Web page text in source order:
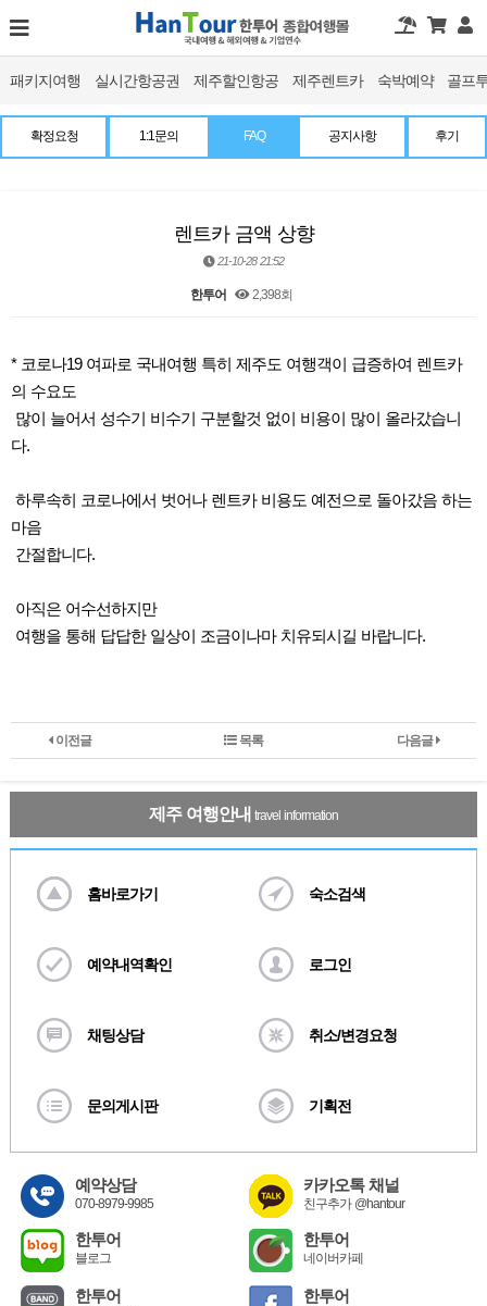
패키지여행 실시간항공권 제주할인항공 제주렌트카 숙박예약 골프
확정요청 1:1문의 FAQ 공지사항 후기
렌트카 금액 상향
21-10-28 21:52
한투어 2,398회
* 코로나19 여파로 국내여행 특히 제주도 여행객이 급증하여 렌트카
의 수요도
많이 늘어서 성수기 비수기 구분할것 없이 비용이 많이 올라갔습니
다.
하루속히 코로나에서 벗어나 렌트카 비용도 예전으로 돌아갔음 하는
마음
간절합니다.
아직은 어수선하지만
여행을 통해 답답한 일상이 조금이나마 치유되시길 바랍니다.
이전글 다음글
목록
제주 여행안내 travel information
홈바로가기 숙소검색
예약내역확인 로그인
채팅상담 취소/변경요청
문의게시판 기획전
예약상담
070-8979-9985
카카오톡 채널
친구추가 @hantour
한투어
블로그
한투어
네이버카페
한투어 한투어